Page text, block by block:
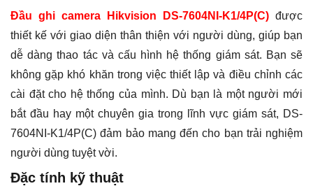
Đầu ghi camera Hikvision DS-7604NI-K1/4P(C) được
thiết kế với giao diện thân thiện với người dùng, giúp bạn
dễ dàng thao tác và cấu hình hệ thống giám sát. Bạn sẽ
không gặp khó khăn trong việc thiết lập và điều chỉnh các
cài đặt cho hệ thống của mình. Dù bạn là một người mới
bắt đầu hay một chuyên gia trong lĩnh vực giám sát, DS-
7604NI-K1/4P(C) đảm bảo mang đến cho bạn trải nghiệm
người dùng tuyệt vời.
Đặc tính kỹ thuật